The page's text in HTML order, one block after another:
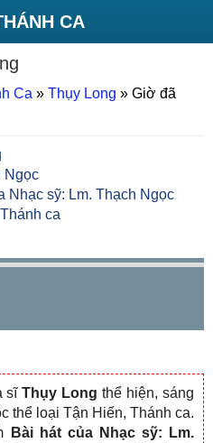
CA
Ca » Thụy Long » Giờ đã
Ngọc
Nhạc sỹ: Lm. Thạch Ngọc
Thánh ca
sĩThụy Long thể hiện, sáng
thể loại Tận Hiến, Thánh ca.
Bài hát của Nhạc sỹ: Lm.